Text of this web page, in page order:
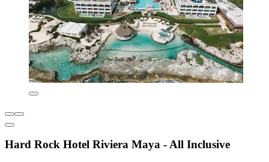
Hard Rock Hotel Riviera Maya - All Inclusive